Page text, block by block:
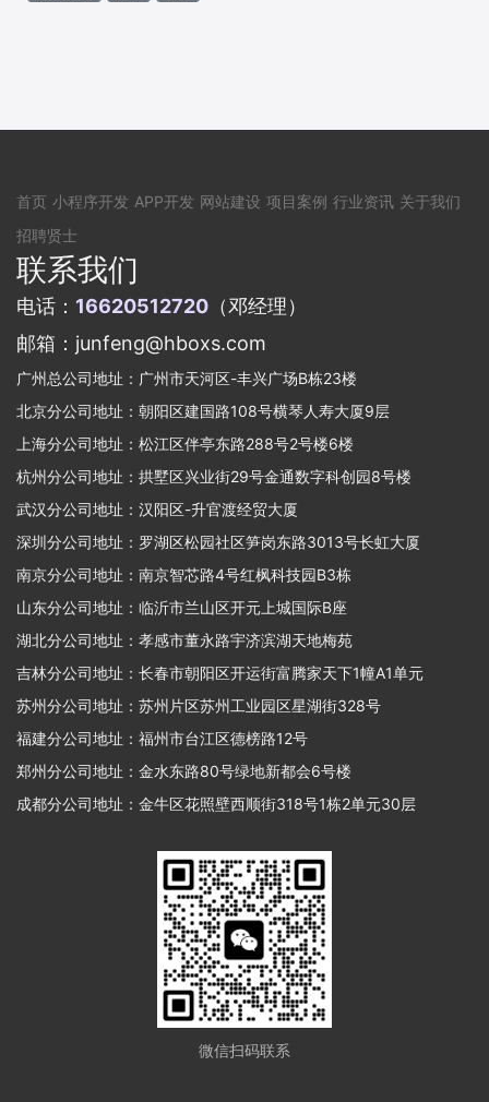
首页 小程序开发 APP开发 网站建设 项目案例 行业资讯 关于我们
招聘贤士
联系我们
电话： 16620512720 （邓经理）
邮箱：junfeng@hboxs.com
广州总公司地址：广州市天河区-丰兴广场B栋23楼
北京分公司地址：朝阳区建国路108号横琴人寿大厦9层
上海分公司地址：松江区伴亭东路288号2号楼6楼
杭州分公司地址：拱墅区兴业街29号金通数字科创园8号楼
武汉分公司地址：汉阳区-升官渡经贸大厦
深圳分公司地址：罗湖区松园社区笋岗东路3013号长虹大厦
南京分公司地址：南京智芯路4号红枫科技园B3栋
山东分公司地址：临沂市兰山区开元上城国际B座
湖北分公司地址：孝感市董永路宇济滨湖天地梅苑
吉林分公司地址：长春市朝阳区开运街富腾家天下1幢A1单元
苏州分公司地址：苏州片区苏州工业园区星湖街328号
福建分公司地址：福州市台江区德榜路12号
郑州分公司地址：金水东路80号绿地新都会6号楼
成都分公司地址：金牛区花照壁西顺街318号1栋2单元30层
微信扫码联系